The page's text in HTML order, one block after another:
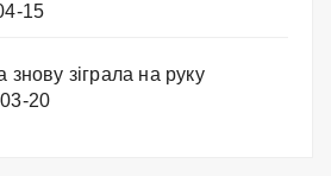
15
знову зіграла на руку
20